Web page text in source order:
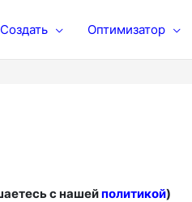
Создать Оптимизатор
с нашейполитикой)